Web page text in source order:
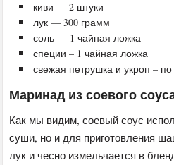
киви — 2 штуки
лук — 300 грамм
соль — 1 чайная ложка
специи – 1 чайная ложка
свежая петрушка и укроп – по
Маринад из соевого
Как мы видим, соевый соус
суши, но и для приготовления
лук и чесно измельчается в